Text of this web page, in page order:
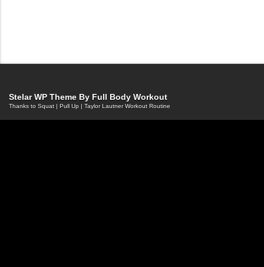
Stelar WP Theme By Full Body Workout
Thanks to Squat | Pull Up | Taylor Lautner Workout Routine